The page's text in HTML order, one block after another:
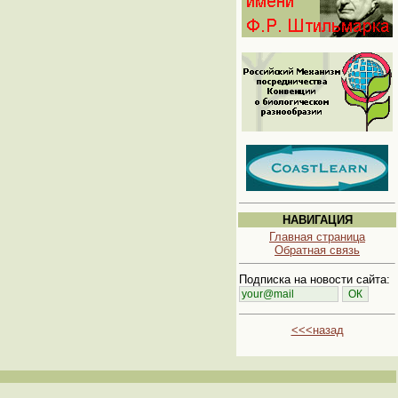
НАВИГАЦИЯ
Главная страница
Обратная связь
Подписка на новости сайта:
<<<назад